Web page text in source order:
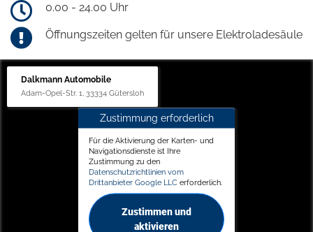
0.00 - 24.00 Uhr
Öffnungszeiten gelten für unsere Elektroladesäule
Dalkmann Automobile
Adam-Opel-Str. 1, 33334 Gütersloh
Zustimmung erforderlich
Für die Aktivierung der Karten- und
Navigationsdienste ist Ihre
Zustimmung zu den
Datenschutzrichtlinien vom
Drittanbieter Google LLC erforderlich.
Zustimmen und
aktivieren